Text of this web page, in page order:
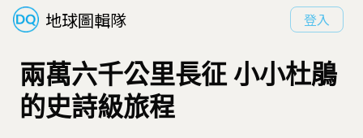
地球圖輯隊 登入
兩萬六千公里長征 小小杜鵑
的史詩級旅程